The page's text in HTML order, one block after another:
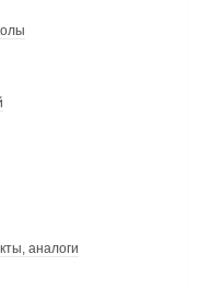
аналоги